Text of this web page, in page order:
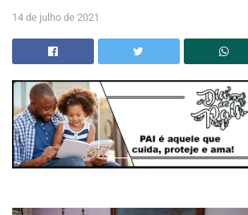
14 de julho de 2021